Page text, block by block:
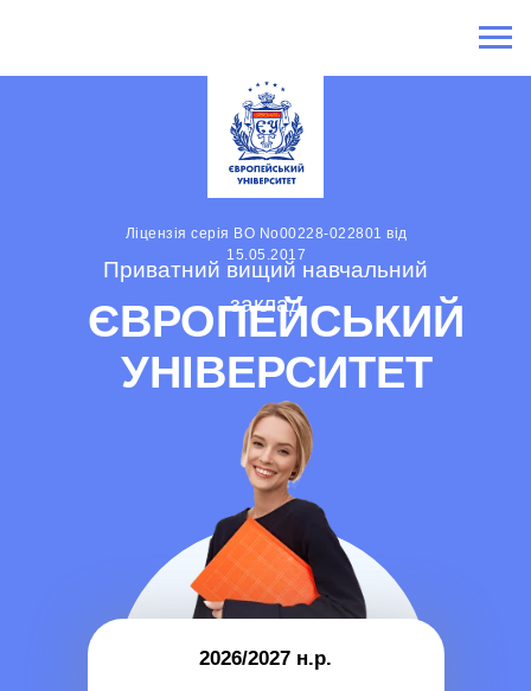
ЄВРОПЕЙСЬКИЙ
УНІВЕРСИТЕТ
2026/2027 н.р.
Приватний вищий навчальний
заклад
Ліцензія серія ВО No00228-022801 від
15.05.2017